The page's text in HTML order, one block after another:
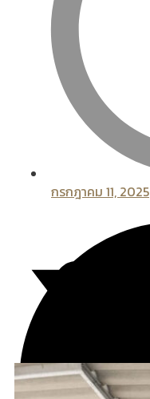
กรกฎาคม 11, 2025